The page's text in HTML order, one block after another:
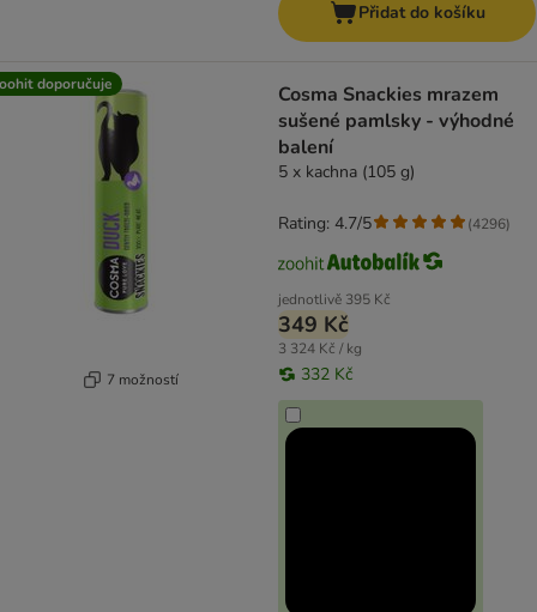
Přidat do košíku
doporučuje
7 možností
Cosma Snackies mrazem
sušené pamlsky - výhodné
balení
5 x kachna (105 g)
jednotlivě 395 Kč
349 Kč
3 324 Kč / kg
332 Kč
Rating: 4.7/5 (4296)